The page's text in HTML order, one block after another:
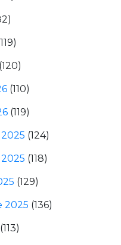
(120)
(110)
(119)
(124)
(118)
(129)
2025 (136)
(113)